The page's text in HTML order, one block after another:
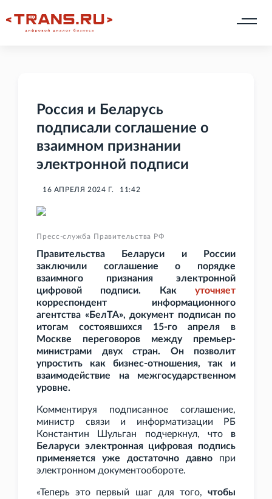
Россия и Беларусь
подписали соглашение о
взаимном признании
электронной подписи
16 АПРЕЛЯ 2024 Г. 11:42
Пресс-служба Правительства РФ
Правительства Беларуси и России
заключили соглашение о порядке
взаимного признания электронной
цифровой подписи. Как уточняет
корреспондент информационного
агентства «БелТА», документ подписан по
итогам состоявшихся 15-го апреля в
Москве переговоров между премьер-
министрами двух стран. Он позволит
упростить как бизнес-отношения, так и
взаимодействие на межгосударственном
уровне.
Комментируя подписанное соглашение,
министр связи и информатизации РБ
Константин Шульган подчеркнул, что в
Беларуси электронная цифровая подпись
применяется уже достаточно давно при
электронном документообороте.
«Теперь это первый шаг для того, чтобы